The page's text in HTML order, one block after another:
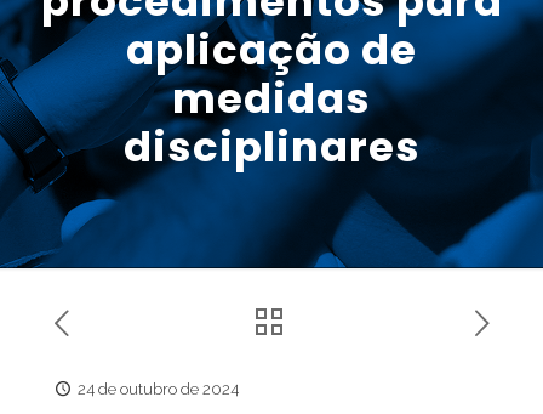
aplicação de
medidas
disciplinares
24 de outubro de 2024